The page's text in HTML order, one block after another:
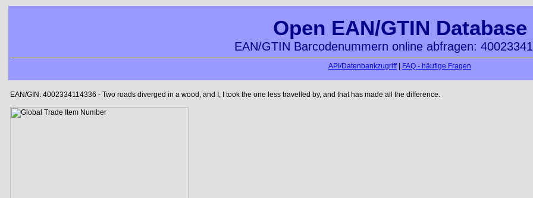
Open EAN/GTIN Database
EAN/GTIN Barcodenummern online abfragen:
API/Datenbankzugriff| FAQ - häufige Fragen
EAN/GIN: 4002334114336 - Two roads diverged in a wood, and I, I took the one less travelled by, and that has made all the difference.